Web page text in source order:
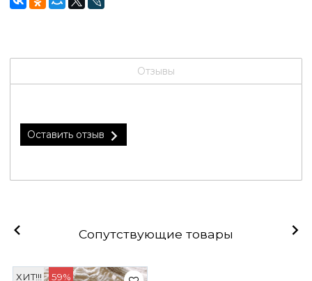
Отзывы
Оставить отзыв
Сопутствующие товары
ХИТ!!! 59%